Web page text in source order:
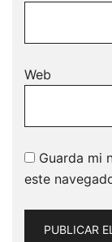
Web
Guarda mi
este